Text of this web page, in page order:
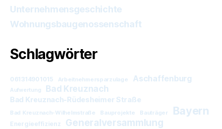
Unternehmensgeschichte
Wohnungsbaugenossenschaft
Schlagwörter
061314901015 Arbeitnehmersparzulage Aschaffenburg
Aufwertung Bad Kreuznach
Bad Kreuznach-Rüdesheimer Straße
Bad Kreuznach-Wilhelmstraße Bauprojekte Bauträger Bayern
Energieeffizienz Generalversammlung